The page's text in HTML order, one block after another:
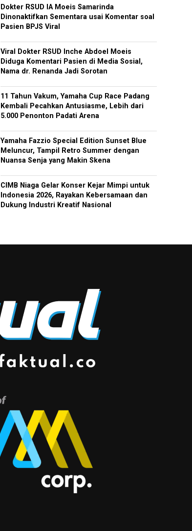
Dokter RSUD IA Moeis Samarinda
Dinonaktifkan Sementara usai Komentar soal
Pasien BPJS Viral
Viral Dokter RSUD Inche Abdoel Moeis
Diduga Komentari Pasien di Media Sosial,
Nama dr. Renanda Jadi Sorotan
11 Tahun Vakum, Yamaha Cup Race Padang
Kembali Pecahkan Antusiasme, Lebih dari
5.000 Penonton Padati Arena
Yamaha Fazzio Special Edition Sunset Blue
Meluncur, Tampil Retro Summer dengan
Nuansa Senja yang Makin Skena
CIMB Niaga Gelar Konser Kejar Mimpi untuk
Indonesia 2026, Rayakan Kebersamaan dan
Dukung Industri Kreatif Nasional